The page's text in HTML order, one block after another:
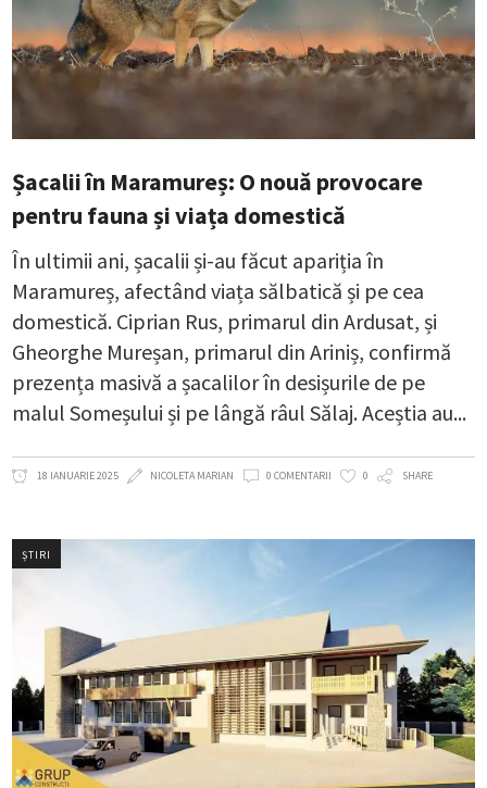
Șacalii în Maramureș: O nouă provocare
pentru fauna și viața domestică
În ultimii ani, șacalii și-au făcut apariția în
Maramureș, afectând viața sălbatică și pe cea
domestică. Ciprian Rus, primarul din Ardusat, și
Gheorghe Mureșan, primarul din Ariniș, confirmă
prezența masivă a șacalilor în desișurile de pe
malul Someșului și pe lângă râul Sălaj. Aceștia au
18 IANUARIE 2025 NICOLETA MARIAN 0 COMENTARII 0 SHARE
ȘTIRI